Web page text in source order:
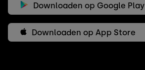
Downloaden op Google Play
Downloaden op App Store